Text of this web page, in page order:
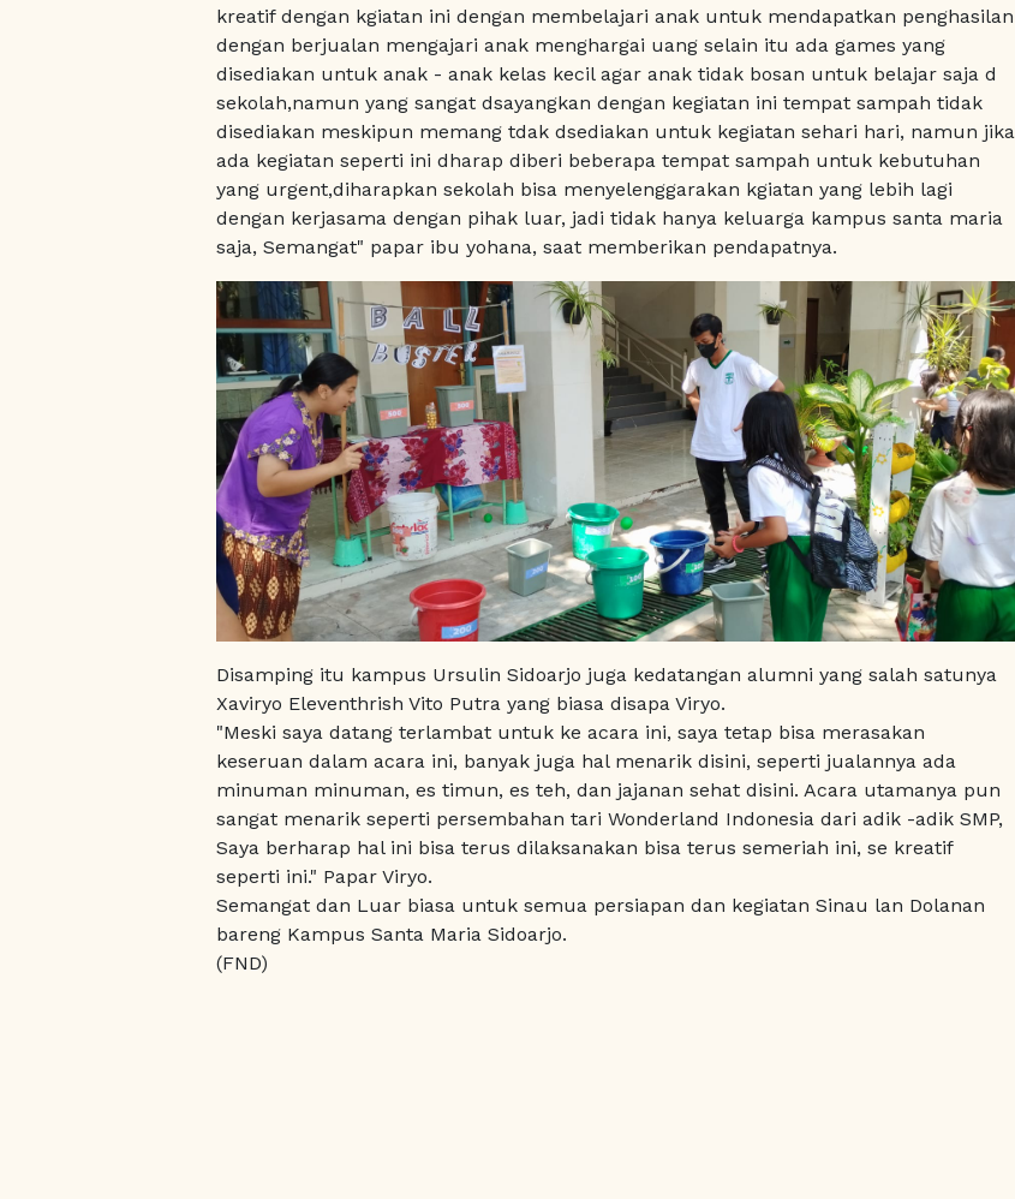
kreatif dengan kgiatan ini dengan membelajari anak untuk mendapatkan penghasilan
dengan berjualan mengajari anak menghargai uang selain itu ada games yang
disediakan untuk anak - anak kelas kecil agar anak tidak bosan untuk belajar saja d
sekolah,namun yang sangat dsayangkan dengan kegiatan ini tempat sampah tidak
disediakan meskipun memang tdak dsediakan untuk kegiatan sehari hari, namun jika
ada kegiatan seperti ini dharap diberi beberapa tempat sampah untuk kebutuhan
yang urgent,diharapkan sekolah bisa menyelenggarakan kgiatan yang lebih lagi
dengan kerjasama dengan pihak luar, jadi tidak hanya keluarga kampus santa maria
saja, Semangat" papar ibu yohana, saat memberikan pendapatnya.
Disamping itu kampus Ursulin Sidoarjo juga kedatangan alumni yang salah satunya
Xaviryo Eleventhrish Vito Putra yang biasa disapa Viryo.
"Meski saya datang terlambat untuk ke acara ini, saya tetap bisa merasakan
keseruan dalam acara ini, banyak juga hal menarik disini, seperti jualannya ada
minuman minuman, es timun, es teh, dan jajanan sehat disini. Acara utamanya pun
sangat menarik seperti persembahan tari Wonderland Indonesia dari adik -adik SMP,
Saya berharap hal ini bisa terus dilaksanakan bisa terus semeriah ini, se kreatif
seperti ini." Papar Viryo.
Semangat dan Luar biasa untuk semua persiapan dan kegiatan Sinau lan Dolanan
bareng Kampus Santa Maria Sidoarjo.
(FND)